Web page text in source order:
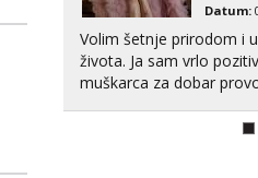
Datum:
Volim šetnje prirodom i
života. Ja sam vrlo
muškarca za dobar